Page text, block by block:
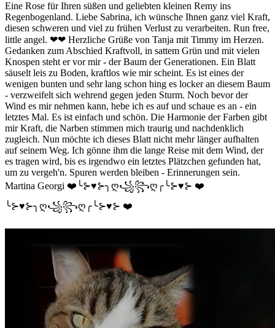
Eine Rose für Ihren süßen und geliebten kleinen Remy ins
Regenbogenland. Liebe Sabrina, ich wünsche Ihnen ganz viel Kraft,
diesen schweren und viel zu frühen Verlust zu verarbeiten. Run free,
little angel. ❤❤ Herzliche Grüße von Tanja mit Timmy im Herzen.
Gedanken zum Abschied Kraftvoll, in sattem Grün und mit vielen
Knospen steht er vor mir - der Baum der Generationen. Ein Blatt
säuselt leis zu Boden, kraftlos wie mir scheint. Es ist eines der
wenigen bunten und sehr lang schon hing es locker an diesem Baum
- verzweifelt sich wehrend gegen jeden Sturm. Noch bevor der
Wind es mir nehmen kann, hebe ich es auf und schaue es an - ein
letztes Mal. Es ist einfach und schön. Die Harmonie der Farben gibt
mir Kraft, die Narben stimmen mich traurig und nachdenklich
zugleich. Nun möchte ich dieses Blatt nicht mehr länger aufhalten
auf seinem Weg. Ich gönne ihm die lange Reise mit dem Wind, der
es tragen wird, bis es irgendwo ein letztes Plätzchen gefunden hat,
um zu vergeh'n. Spuren werden bleiben - Erinnerungen sein.
Martina Georgi ❤️╰⊱♥⊱╮ღ꧁꧂ღ╭╰⊱♥⊱ ❤️
╰⊱♥⊱╮ღ꧁꧂ღ╭╰⊱♥⊱ ❤️